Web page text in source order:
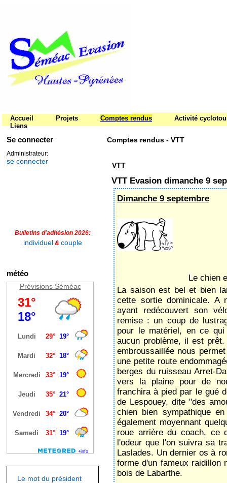
Accueil Projets Comptes rendus
Activité
Liens
Se connecter
Administrateur:
se connecter
Bulletins d'adhésion 2026:
individuel & couple
météo
Prévisions Séméac
Le mot du président
Comptes rendus - VTT
VTT
VTT Evasion dimanche 9
Dimanche 9 septembre
Le chien
La saison est bel et bien
cette sortie dominicale. A
ayant redécouvert son
remise : un coup de
pour le matériel, en ce
aucun problème, il est
embroussaillée nous
une petite route
berges du ruisseau Arret-
vers la plaine pour de
franchira à pied par le gué
de Lespouey, dite "des
chien bien sympathique
également moyennant
roue arrière du coach, ce
l'odeur que l'on suivra sa
Laslades. Un dernier os à
forme d'un fameux raidillon
bois de Labarthe.